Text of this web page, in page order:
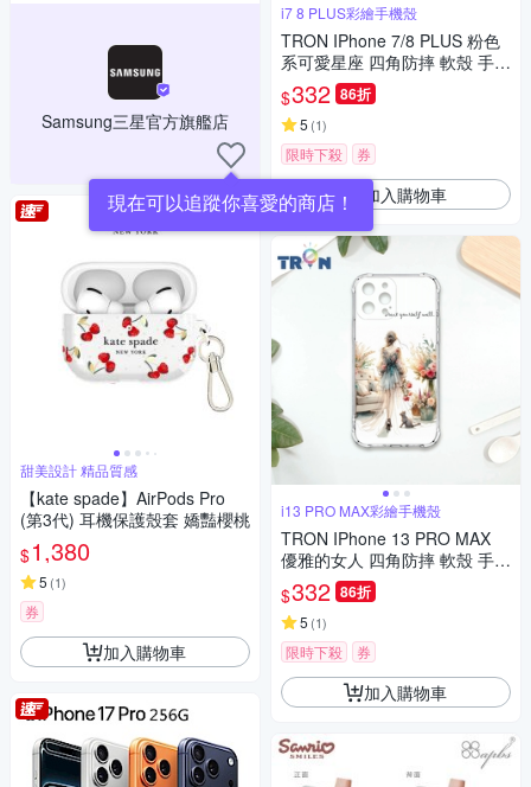
Samsung三星官方旗艦店
現在可以追蹤你喜愛的商店！
甜美設計 精品質感
【kate spade】AirPods Pro
(第3代) 耳機保護殼套 嬌豔櫻桃
$1,380
5 (1)
券
加入購物車
i7 8 PLUS彩繪手機殼
TRON IPhone 7/8 PLUS 粉色
系可愛星座 四角防摔 軟殼 手機
殼
$332 86折
5 (1)
限時下殺 券
加入購物車
i13 PRO MAX彩繪手機殼
TRON IPhone 13 PRO MAX
優雅的女人 四角防摔 軟殼 手機
殼
$332 86折
5 (1)
限時下殺 券
加入購物車